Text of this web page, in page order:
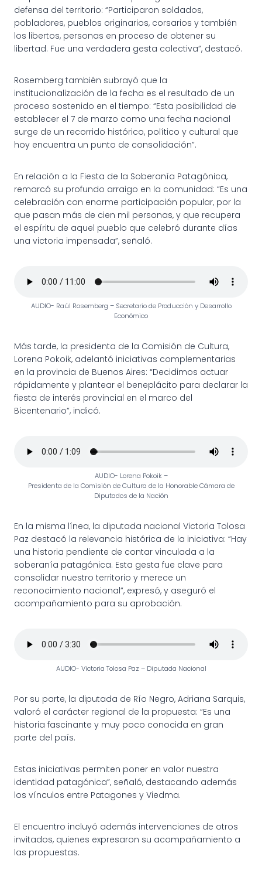
defensa del territorio: “Participaron soldados,
pobladores, pueblos originarios, corsarios y también
los libertos, personas en proceso de obtener su
libertad. Fue una verdadera gesta colectiva”, destacó.
Rosemberg también subrayó que la
institucionalización de la fecha es el resultado de un
proceso sostenido en el tiempo: “Esta posibilidad de
establecer el 7 de marzo como una fecha nacional
surge de un recorrido histórico, político y cultural que
hoy encuentra un punto de consolidación”.
En relación a la Fiesta de la Soberanía Patagónica,
remarcó su profundo arraigo en la comunidad: “Es una
celebración con enorme participación popular, por la
que pasan más de cien mil personas, y que recupera
el espíritu de aquel pueblo que celebró durante días
una victoria impensada”, señaló.
AUDIO- Raúl Rosemberg – Secretario de Producción y Desarrollo
Económico
Más tarde, la presidenta de la Comisión de Cultura,
Lorena Pokoik, adelantó iniciativas complementarias
en la provincia de Buenos Aires: “Decidimos actuar
rápidamente y plantear el beneplácito para declarar la
fiesta de interés provincial en el marco del
Bicentenario”, indicó.
AUDIO- Lorena Pokoik –
Presidenta de la Comisión de Cultura de la Honorable Cámara de
Diputados de la Nación
En la misma línea, la diputada nacional Victoria Tolosa
Paz destacó la relevancia histórica de la iniciativa: “Hay
una historia pendiente de contar vinculada a la
soberanía patagónica. Esta gesta fue clave para
consolidar nuestro territorio y merece un
reconocimiento nacional”, expresó, y aseguró el
acompañamiento para su aprobación.
AUDIO- Victoria Tolosa Paz – Diputada Nacional
Por su parte, la diputada de Río Negro, Adriana Sarquis,
valoró el carácter regional de la propuesta: “Es una
historia fascinante y muy poco conocida en gran
parte del país.
Estas iniciativas permiten poner en valor nuestra
identidad patagónica”, señaló, destacando además
los vínculos entre Patagones y Viedma.
El encuentro incluyó además intervenciones de otros
invitados, quienes expresaron su acompañamiento a
las propuestas.